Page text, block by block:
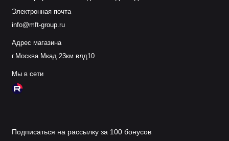
Электронная почта
info@mft-group.ru
Адрес магазина
г.Москва Мкад 23км влд10
Мы в сети
Подписаться на рассылку за 100 бонусов